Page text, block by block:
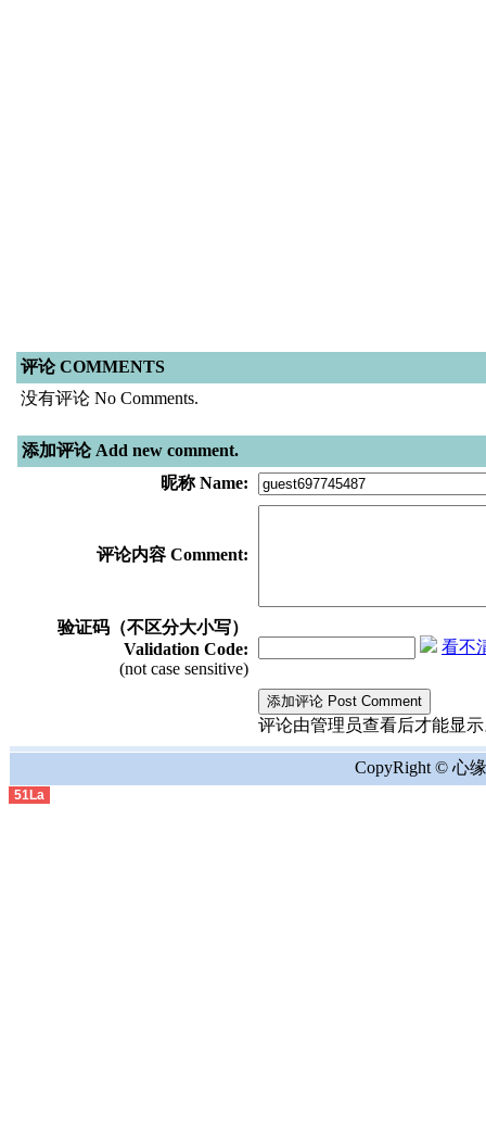
评论 COMMENTS
没有评论 No Comments.
添加评论 Add new comment.
昵称 Name:
评论内容 Comment:
验证码（不区分大小写）
Validation Code:
(not case sensitive)
看不
评论由管理员查看后才能显示
CopyRight © 心
51La